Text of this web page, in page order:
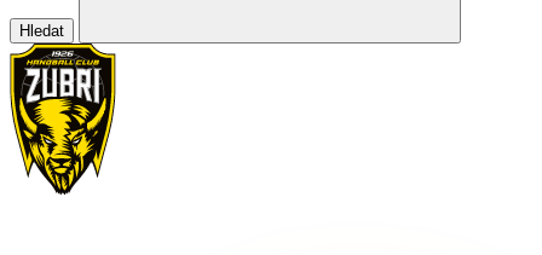
Hledat